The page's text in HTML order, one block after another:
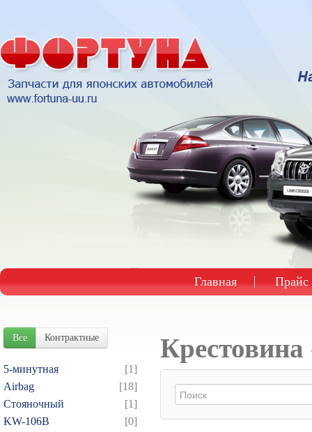
Главная Прайс
Все Контрактные
5-минутная
[1]
Airbag
[18]
Cтояночный
[1]
KW-106B
[0]
Крестовина